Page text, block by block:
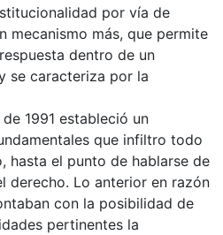
por vía de
mecanismo más, que permite
dentro de un
se caracteriza por la
1991 estableció un
que infiltro todo
hasta el punto de hablarse de
derecho. Lo anterior en razón
con la posibilidad de
pertinentes la